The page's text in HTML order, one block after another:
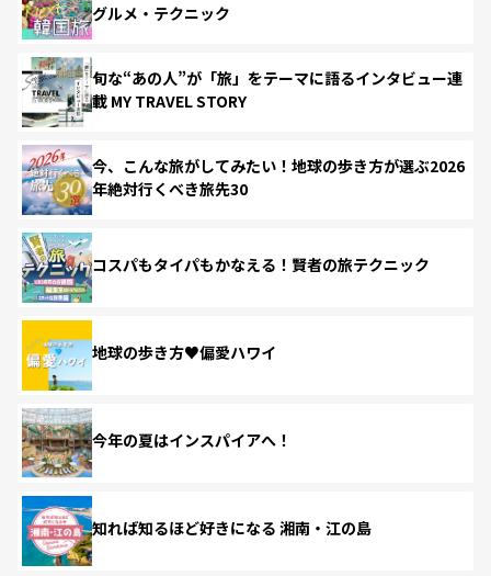
グルメ・テクニック
旬な“あの人”が「旅」をテーマに語るインタビュー連
載 MY TRAVEL STORY
今、こんな旅がしてみたい！地球の歩き方が選ぶ2026
年絶対行くべき旅先30
コスパもタイパもかなえる！賢者の旅テクニック
地球の歩き方♥偏愛ハワイ
今年の夏はインスパイアへ！
知れば知るほど好きになる 湘南・江の島